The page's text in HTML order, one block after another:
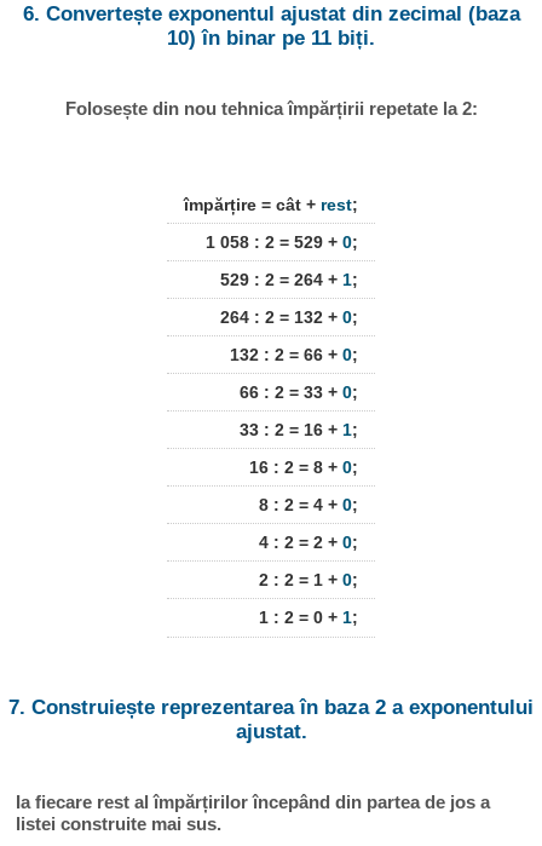
6. Convertește exponentul ajustat din zecimal (baza
10) în binar pe 11 biți.
Folosește din nou tehnica împărțirii repetate la 2:
împărțire = cât + rest;
1 058 : 2 = 529 + 0;
529 : 2 = 264 + 1;
264 : 2 = 132 + 0;
132 : 2 = 66 + 0;
66 : 2 = 33 + 0;
33 : 2 = 16 + 1;
16 : 2 = 8 + 0;
8 : 2 = 4 + 0;
4 : 2 = 2 + 0;
2 : 2 = 1 + 0;
1 : 2 = 0 + 1;
7. Construiește reprezentarea în baza 2 a exponentului
ajustat.
Ia fiecare rest al împărțirilor începând din partea de jos a
listei construite mai sus.